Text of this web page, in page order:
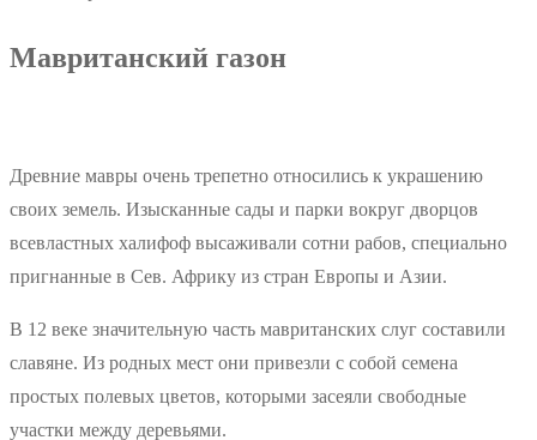
Мавританский газон
Древние мавры очень трепетно относились к украшению
своих земель. Изысканные сады и парки вокруг дворцов
всевластных халифоф высаживали сотни рабов, специально
пригнанные в Сев. Африку из стран Европы и Азии.
В 12 веке значительную часть мавританских слуг составили
славяне. Из родных мест они привезли с собой семена
простых полевых цветов, которыми засеяли свободные
участки между деревьями.